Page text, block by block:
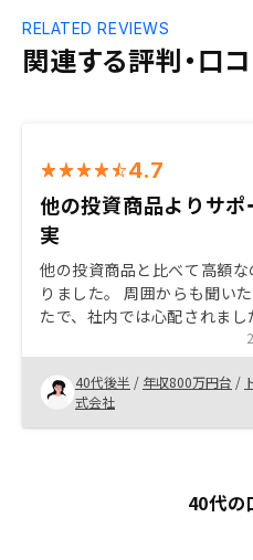
関連する評判・口
RELATED REVIEWS
4.7
他の投資商品よりサポ
実
他の投資商品と比べて高額
りました。 周囲からも聞い
たで、社内では心配されまし
商品と比べてサポートがし
と思いました。生命保険だ
士さんにはいっていただけた
ジェントさんが皆さんユニー
も興味深いものでした。ま
40代後半 / 年収800万円台 /
式会社
40代の